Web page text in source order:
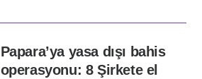
Papara’ya yasa dışı bahis
operasyonu: 8 Şirkete el